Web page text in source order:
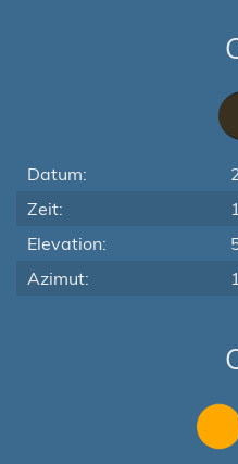
Datum:
Zeit:
Elevation:
Azimut: